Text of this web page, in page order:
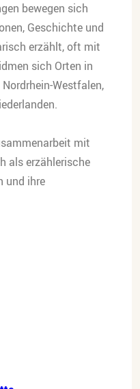
bewegen sich
Geschichte und
erzählt, oft mit
sich Orten in
Westfalen,
mit
als erzählerische
und ihre